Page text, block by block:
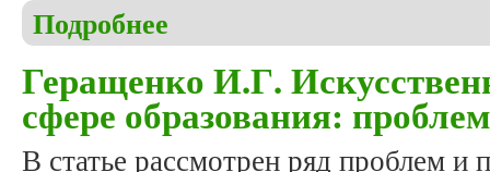
Подробнее
Геращенко И.Г.
сфере образования:
В статье рассмотрен ряд проблем и